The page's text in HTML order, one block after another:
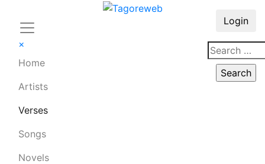
×
Home
Artists
Verses
Songs
Novels
Login